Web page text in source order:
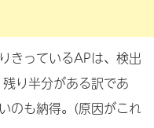
きっているAPは、検出
り半分がある訳であ
のも納得。(原因がこれ